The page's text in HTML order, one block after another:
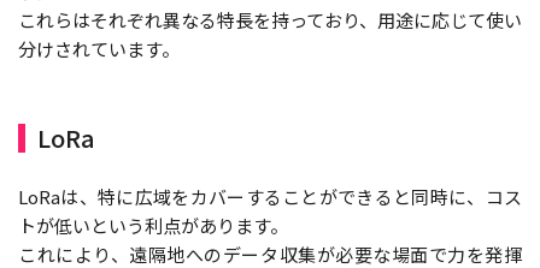
これらはそれぞれ異なる特長を持っており、用途に応じて使い
分けされています。
LoRa
LoRaは、特に広域をカバーすることができると同時に、コス
トが低いという利点があります。
これにより、遠隔地へのデータ収集が必要な場面で力を発揮